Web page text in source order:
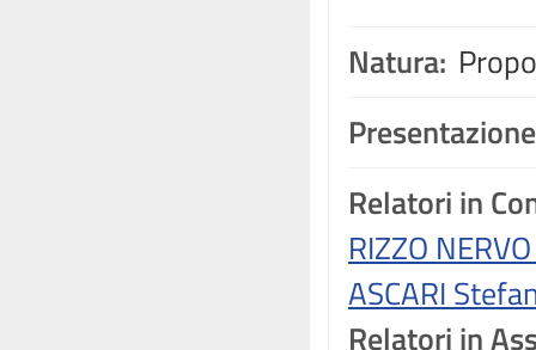
Natura:
Relatori in
RIZZO
ASCARI
Relatori in